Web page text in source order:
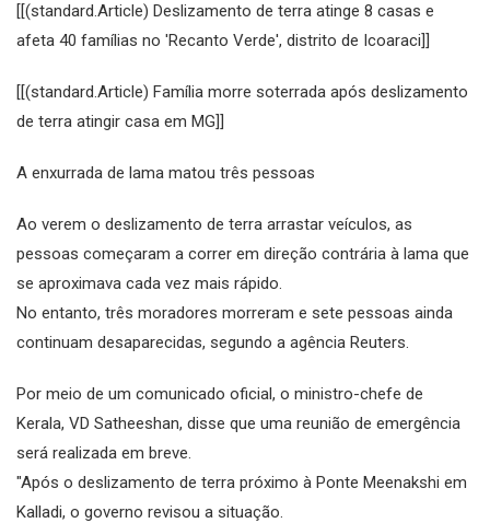
[[(standard.Article) Deslizamento de terra atinge 8 casas e
afeta 40 famílias no 'Recanto Verde', distrito de Icoaraci]]
[[(standard.Article) Família morre soterrada após deslizamento
de terra atingir casa em MG]]
A enxurrada de lama matou três pessoas
Ao verem o deslizamento de terra arrastar veículos, as
pessoas começaram a correr em direção contrária à lama que
se aproximava cada vez mais rápido.
No entanto, três moradores morreram e sete pessoas ainda
continuam desaparecidas, segundo a agência Reuters.
Por meio de um comunicado oficial, o ministro-chefe de
Kerala, VD Satheeshan, disse que uma reunião de emergência
será realizada em breve.
"Após o deslizamento de terra próximo à Ponte Meenakshi em
Kalladi, o governo revisou a situação.